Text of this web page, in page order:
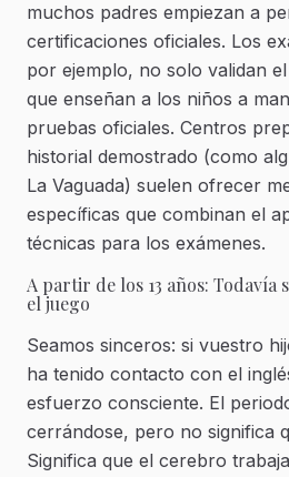
muchos padres empiezan a
certificaciones oficiales. Los
por ejemplo, no solo validan
que enseñan a los niños a
pruebas oficiales. Centros
historial demostrado (como
La Vaguada) suelen ofrecer
específicas que combinan el
técnicas para los exámenes.
A partir de los 13 años: Todavía
el juego
Seamos sinceros: si vuestro
ha tenido contacto con el
esfuerzo consciente. El
cerrándose, pero no significa
Significa que el cerebro